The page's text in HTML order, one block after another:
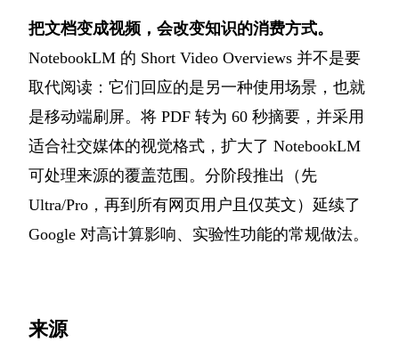
把文档变成视频，会改变知识的消费方式。
NotebookLM 的 Short Video Overviews 并不是要
取代阅读：它们回应的是另一种使用场景，也就
是移动端刷屏。将 PDF 转为 60 秒摘要，并采用
适合社交媒体的视觉格式，扩大了 NotebookLM
可处理来源的覆盖范围。分阶段推出（先
Ultra/Pro，再到所有网页用户且仅英文）延续了
Google 对高计算影响、实验性功能的常规做法。
来源